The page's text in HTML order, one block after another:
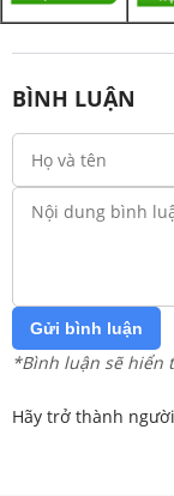
BÌNH LUẬN
Gửi bình luận
*Bình luận sẽ hiển
Hãy trở thành